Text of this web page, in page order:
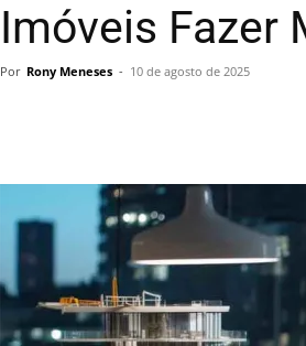
Imóveis Fazer
Por Rony Meneses - 10 de agosto de 2025